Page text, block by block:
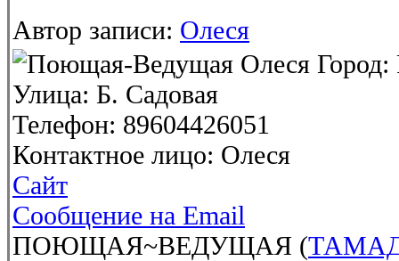
Автор записи: Олеся
Город:
Улица: Б. Садовая
Телефон: 89604426051
Контактное лицо: Олеся
Сайт
Сообщение на Email
ПОЮЩАЯ~ВЕДУЩАЯ (